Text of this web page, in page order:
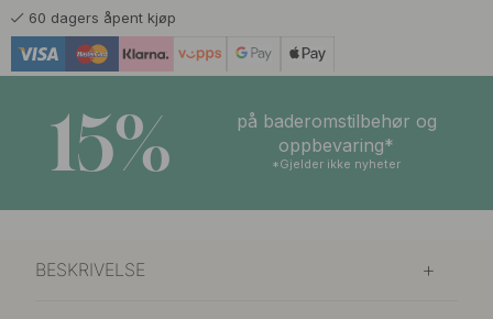
Eik
Matt Sort 1 399 kr
Eik
1 299 kr
60 dagers åpent kjøp
15%
på baderomstilbehør og
oppbevaring*
*Gjelder ikke nyheter
BESKRIVELSE